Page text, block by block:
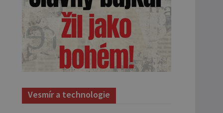
Vesmír a technologie